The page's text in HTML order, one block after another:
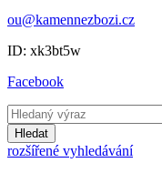
ou@kamennezbozi.cz
ID: xk3bt5w
Facebook
Hledat
rozšířené vyhledávání